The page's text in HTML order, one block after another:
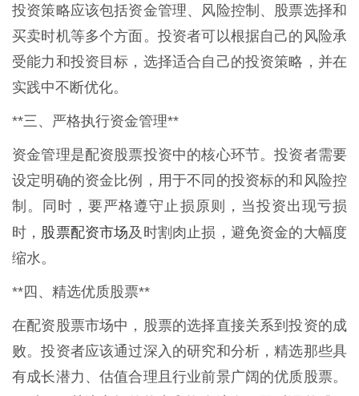
投资策略应该包括资金管理、风险控制、股票选择和
买卖时机等多个方面。投资者可以根据自己的风险承
受能力和投资目标，选择适合自己的投资策略，并在
实践中不断优化。
**三、严格执行资金管理**
资金管理是配资股票投资中的核心环节。投资者需要
设定明确的资金比例，用于不同的投资标的和风险控
制。同时，要严格遵守止损原则，当投资出现亏损
时， 股票配资市场及时割肉止损，避免资金的大幅度
缩水。
**四、精选优质股票**
在配资股票市场中，股票的选择直接关系到投资的成
败。投资者应该通过深入的研究和分析，精选那些具
有成长潜力、估值合理且行业前景广阔的优质股票。